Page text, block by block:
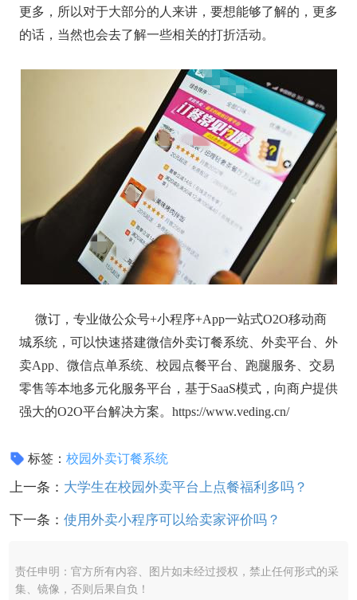
更多，所以对于大部分的人来讲，要想能够了解的，更多
的话，当然也会去了解一些相关的打折活动。
微订，专业做公众号+小程序+App一站式O2O移动商
城系统，可以快速搭建微信外卖订餐系统、外卖平台、外
卖App、微信点单系统、校园点餐平台、跑腿服务、交易
零售等本地多元化服务平台，基于SaaS模式，向商户提供
强大的O2O平台解决方案。https://www.veding.cn/
标签：校园外卖订餐系统
上一条： 大学生在校园外卖平台上点餐福利多吗？
下一条： 使用外卖小程序可以给卖家评价吗？
责任申明：官方所有内容、图片如未经过授权，禁止任何形式的采
集、镜像，否则后果自负！